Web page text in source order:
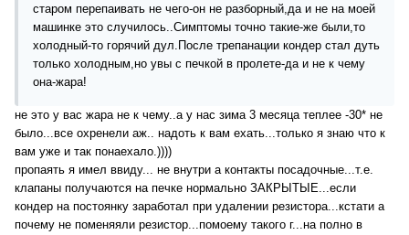
старом перепаивать не чего-он не разборный,да и не на моей
машинке это случилось..Симптомы точно такие-же были,то
холодный-то горячий дул.После трепанации кондер стал дуть
только холодным,но увы с печкой в пролете-да и не к чему
она-жара!
не это у вас жара не к чему..а у нас зима 3 месяца теплее -30* не
было...все охренели аж.. надоть к вам ехать...только я знаю что к
вам уже и так понаехало.))))
пропаять я имел ввиду... не внутри а контакты посадочные...т.е.
клапаны получаются на печке нормально ЗАКРЫТЫЕ...если
кондер на постоянку заработал при удалении резистора...кстати а
почему не поменяяли резистор...помоему такого г...на полно в